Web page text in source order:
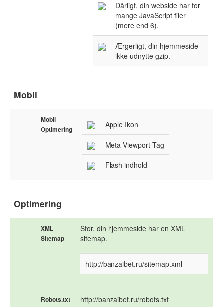
Dårligt, din webside har for
mange JavaScript filer
(mere end 6).
Ærgerligt, din hjemmeside
ikke udnytte gzip.
Mobil
Mobil
Optimering
Apple Ikon
Meta Viewport Tag
Flash indhold
Optimering
XML
Sitemap
Stor, din hjemmeside har en XML
sitemap.
http://banzaibet.ru/sitemap.xml
Robots.txt
http://banzaibet.ru/robots.txt